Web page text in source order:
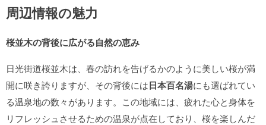
周辺情報の魅力
桜並木の背後に広がる自然の恵み
日光街道桜並木は、春の訪れを告げるかのように美しい桜が満
開に咲き誇りますが、その背後には日本百名湯にも選ばれてい
る温泉地の数々があります。この地域には、疲れた心と身体を
リフレッシュさせるための温泉が点在しており、桜を楽しんだ